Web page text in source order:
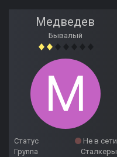
Медведев
Бывалый
Статус
Не в сети
Группа
Сталкеры